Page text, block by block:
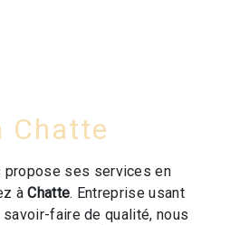
Chatte
propose ses services en
àChatte. Entreprise usant
savoir-faire de qualité, nous